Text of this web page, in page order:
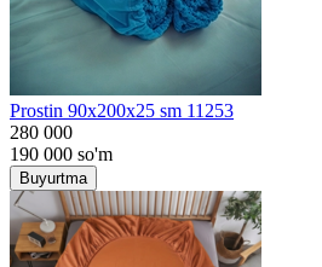
Prostin 90x200x25 sm 11253
280 000
190 000 so'm
Buyurtma